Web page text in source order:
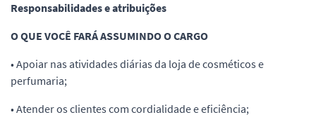
Responsabilidades e atribuições
O QUE VOCÊ FARÁ ASSUMINDO O CARGO
• Apoiar nas atividades diárias da loja de cosméticos e
perfumaria;
• Atender os clientes com cordialidade e eficiência;